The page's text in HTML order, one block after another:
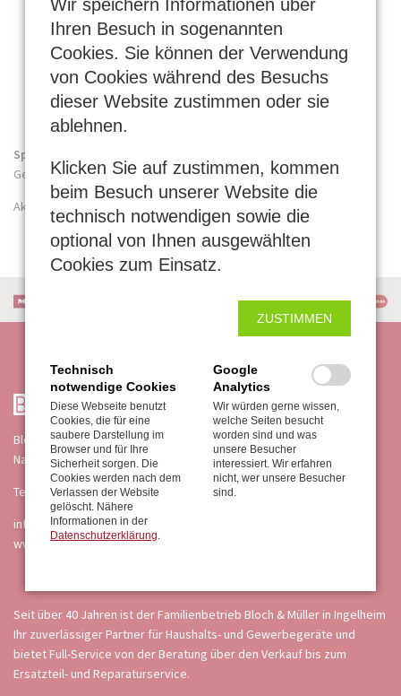
Einzelgeräten
FlexiClip Gratis
Inklusive 2 Paar FlexClip Vollauszüge
Günstiger Kombipreis
Fragen Sie nach unserem günstigen Kombipreis
Sprechen Sie uns an!
Gerne zeigen wir Ihnen die Vorteile dieser Gerätekombination.
Aktion gültig bis 31.3.2026
Bloch & Müller GmbH
Nahering 4 · 55218 Ingelheim
Telefon 06132 87051
info@blochundmueller.de
www.blochundmueller.de
Seit über 40 Jahren ist der Familienbetrieb Bloch & Müller in Ingelheim
Ihr zuverlässiger Partner für Haushalts- und Gewerbegeräte und
bietet Full-Service von der Beratung über den Verkauf bis zum
Ersatzteil- und Reparaturservice.
Wir speichern Informationen über
Ihren Besuch in sogenannten
Cookies. Sie können der Verwendung
von Cookies während des Besuchs
dieser Website zustimmen oder sie
ablehnen.
Klicken Sie auf zustimmen, kommen
beim Besuch unserer Website die
technisch notwendigen sowie die
optional von Ihnen ausgewählten
Cookies zum Einsatz.
ZUSTIMMEN
Technisch
notwendige Cookies
Diese Webseite benutzt
Cookies, die für eine
saubere Darstellung im
Browser und für Ihre
Sicherheit sorgen. Die
Cookies werden nach dem
Verlassen der Website
gelöscht. Nähere
Informationen in der
Datenschutzerklärung
Google
Analytics
Wir würden gerne wissen,
welche Seiten besucht
worden sind und was
unsere Besucher
interessiert. Wir erfahren
nicht, wer unsere Besucher
sind.